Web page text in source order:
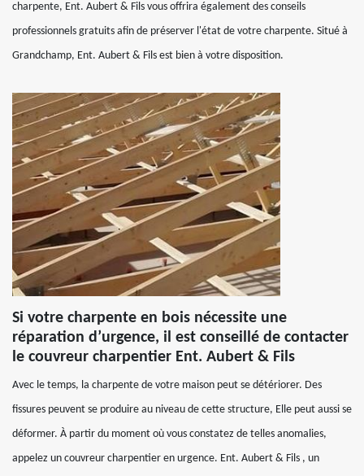
charpente, Ent. Aubert & Fils vous offrira également des conseils
professionnels gratuits afin de préserver l'état de votre charpente. Situé à
Grandchamp, Ent. Aubert & Fils est bien à votre disposition.
Si votre charpente en bois nécessite une
réparation d’urgence, il est conseillé de contacter
le couvreur charpentier Ent. Aubert & Fils
Avec le temps, la charpente de votre maison peut se détériorer. Des
fissures peuvent se produire au niveau de cette structure, Elle peut aussi se
déformer. À partir du moment où vous constatez de telles anomalies,
appelez un couvreur charpentier en urgence. Ent. Aubert & Fils , un